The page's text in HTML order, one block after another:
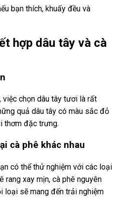
bạn thích, khuấy đều và
hợp dâu tây và cà
việc chọn dâu tây tươi là rất
quả dâu tây có màu sắc đỏ
thơm đặc trưng.
cà phê khác nhau
có thể thử nghiệm với các loại
rang xay mịn, cà phê nguyên
loại sẽ mang đến trải nghiệm